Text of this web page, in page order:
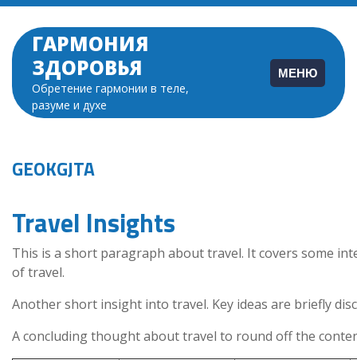
Перейти
содержимому
ГАРМОНИЯ
ЗДОРОВЬЯ
Обретение гармонии в теле,
разуме и духе
МЕНЮ
GEOKGJTA
Travel Insights
This is a short paragraph about travel. It covers some
of travel.
Another short insight into travel. Key ideas are briefly
A concluding thought about travel to round off the